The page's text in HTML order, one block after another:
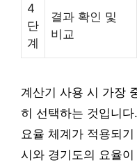
4
단
계
결과 확인 및
비교
계산기 사용 시 가장
히 선택하는 것입니
요율 체계가 적용되
시와 경기도의 요율